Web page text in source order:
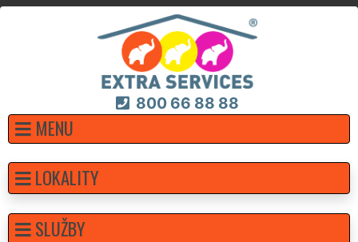
800 66 88 88
MENU
LOKALITY
SLUŽBY